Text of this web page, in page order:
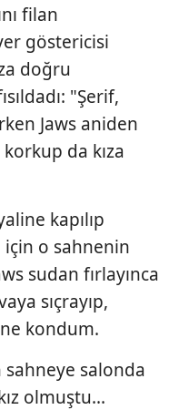
filan
göstericisi
doğru
"Şerif,
Jaws aniden
korkup da kıza
kapılıp
o sahnenin
sudan fırlayınca
sıçrayıp,
kondum.
salonda
olmuştu...